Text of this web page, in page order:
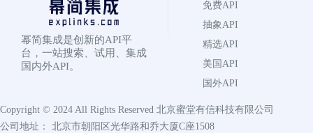
幂简集成是创新的API平
台，一站搜索、试用、集成
国内外API。
免费API
抽象API
精选API
美国API
国外API
Copyright © 2024 All Rights Reserved 北京蜜堂有信科技有限公司
公司地址： 北京市朝阳区光华路和乔大厦C座1508